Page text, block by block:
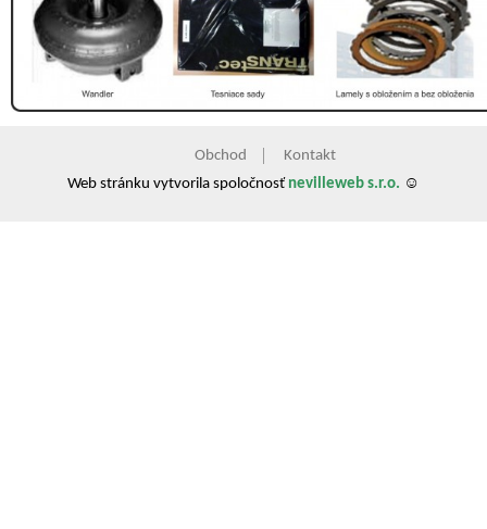
Obchod
Kontakt
Web stránku vytvorila spoločnosť nevilleweb s.r.o. ☺